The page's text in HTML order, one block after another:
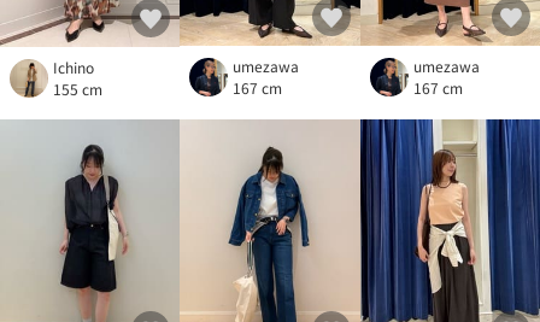
Ichino
155 cm
umezawa
167 cm
umezawa
167 cm